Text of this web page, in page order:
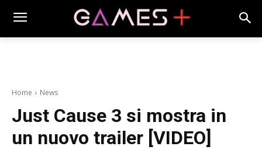
Home News
Just Cause 3 si mostra in
un nuovo trailer [VIDEO]